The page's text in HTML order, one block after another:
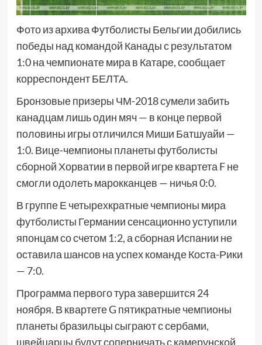
Фото из архива Футболисты Бельгии добились
победы над командой Канады с результатом
1:0 на чемпионате мира в Катаре, сообщает
корреспондент БЕЛТА.
Бронзовые призеры ЧМ-2018 сумели забить
канадцам лишь один мяч — в конце первой
половины игры отличился Миши Батшуайи —
1:0. Вице-чемпионы планеты футболисты
сборной Хорватии в первой игре квартета F не
смогли одолеть марокканцев — ничья 0:0.
В группе Е четырехкратные чемпионы мира
футболисты Германии сенсационно уступили
японцам со счетом 1:2, а сборная Испании не
оставила шансов на успех команде Коста-Рики
— 7:0.
Программа первого тура завершится 24
ноября. В квартете G пятикратные чемпионы
планеты бразильцы сыграют с сербами,
швейцарцы будут соперничать с камерунской